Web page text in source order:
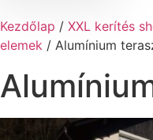
Kezdőlap / XXL kerítés
elemek / Alumínium